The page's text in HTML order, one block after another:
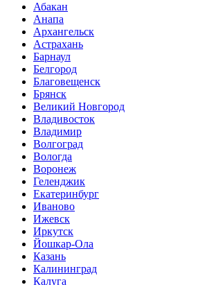
Абакан
Анапа
Архангельск
Астрахань
Барнаул
Белгород
Благовещенск
Брянск
Великий Новгород
Владивосток
Владимир
Волгоград
Вологда
Воронеж
Геленджик
Екатеринбург
Иваново
Ижевск
Иркутск
Йошкар-Ола
Казань
Калининград
Калуга